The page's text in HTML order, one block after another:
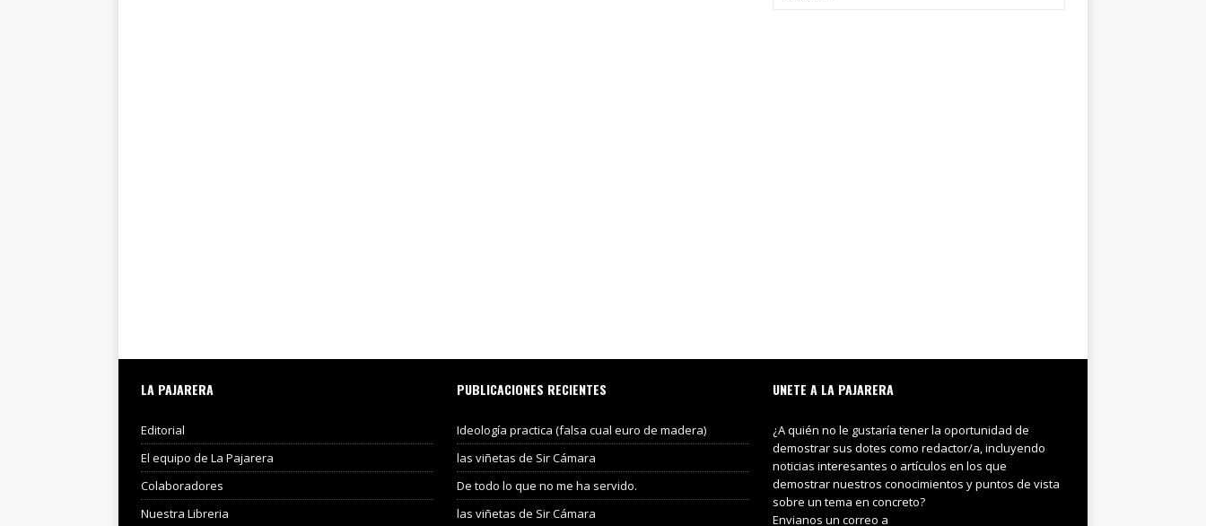
LA PAJARERA
Editorial
El equipo de La Pajarera
Colaboradores
Nuestra Libreria
PUBLICACIONES RECIENTES
Ideología practica (falsa cual euro de madera)
las viñetas de Sir Cámara
De todo lo que no me ha servido.
las viñetas de Sir Cámara
UNETE A LA PAJARERA
¿A quién no le gustaría tener la oportunidad de
demostrar sus dotes como redactor/a, incluyendo
noticias interesantes o artículos en los que
demostrar nuestros conocimientos y puntos de vista
sobre un tema en concreto?
Envianos un correo a